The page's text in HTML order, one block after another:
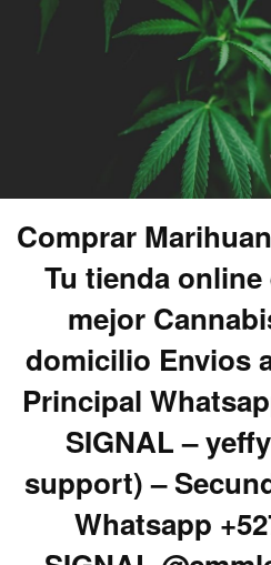
Comprar
Tu tienda
mejor
domicilio Envios
Principal
SIGNAL –
support) –
Whatsapp